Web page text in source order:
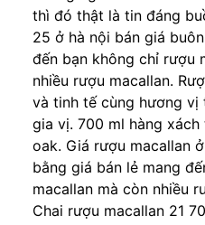
thì đó thật là tin đáng
25 ở hà nội bán giá
đến bạn không chỉ rượu
nhiều rượu macallan.
và tinh tế cùng hương
gia vị. 700 ml hàng
oak. Giá rượu macallan
bằng giá bán lẻ mang
macallan mà còn nhiều
Chai rượu macallan 21